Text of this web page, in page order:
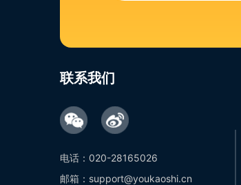
联系我们
电话：020-28165026
邮箱：support@youkaoshi.cn